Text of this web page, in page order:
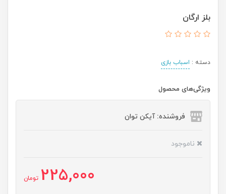
بلز ارگان
دسته : اسباب بازی
ویژگی‌های محصول
فروشنده: آیکن توان
ناموجود
225,000 تومان